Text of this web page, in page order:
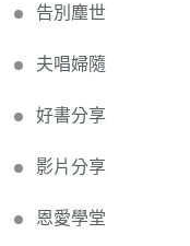
告別塵世
夫唱婦隨
好書分享
影片分享
恩愛學堂